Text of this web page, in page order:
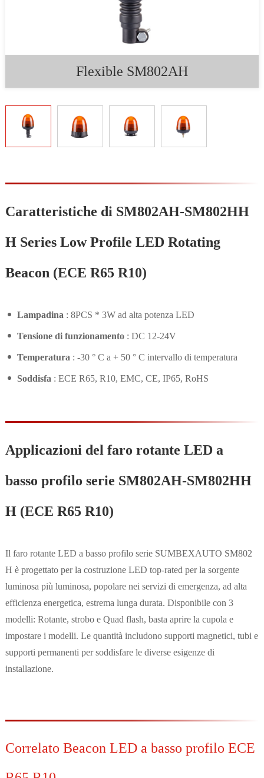
Flexible SM802AH
Caratteristiche di SM802AH-SM802HH
H Series Low Profile LED Rotating
Beacon (ECE R65 R10)
Lampadina : 8PCS * 3W ad alta potenza LED
Tensione di funzionamento : DC 12-24V
Temperatura : -30 ° C a + 50 ° C intervallo di temperatura
Soddisfa : ECE R65, R10, EMC, CE, IP65, RoHS
Applicazioni del faro rotante LED a
basso profilo serie SM802AH-SM802HH
H (ECE R65 R10)
Il faro rotante LED a basso profilo serie SUMBEXAUTO SM802
H è progettato per la costruzione LED top-rated per la sorgente
luminosa più luminosa, popolare nei servizi di emergenza, ad alta
efficienza energetica, estrema lunga durata. Disponibile con 3
modelli: Rotante, strobo e Quad flash, basta aprire la cupola e
impostare i modelli. Le quantità includono supporti magnetici, tubi e
supporti permanenti per soddisfare le diverse esigenze di
installazione.
Correlato Beacon LED a basso profilo ECE